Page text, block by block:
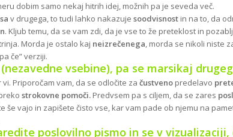
dobim samo nekaj hitrih idej, možnih pa je seveda več.
v drugega, to tudi lahko nakazuje soodvisnost in na to, da
. Kljub temu, da se vam zdi, da je vse to že preteklost in
Morda je ostalo kaj neizrečenega, morda se nikoli niste
če” verziji.
vsebine), pa se marsikaj
Priporočam vam, da se odločite za čustveno predelavo
strokovne pomoči. Predvsem pa s ciljem, da se zares
še vajo in zapišete čisto vse, kar vam pade ob njemu na
poslovilno pismo in se v vizualizaciji,